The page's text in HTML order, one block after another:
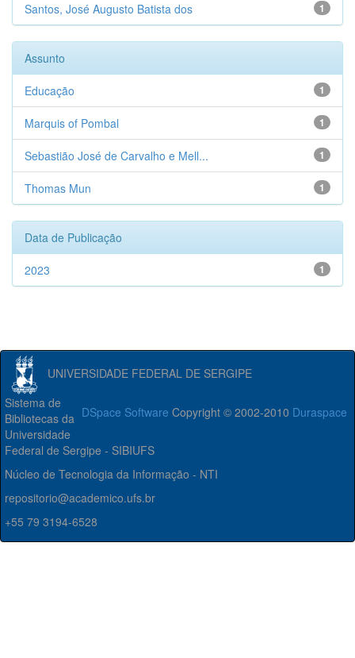
1
Santos, José Augusto Batista dos
Assunto
1
Educação
1
Marquis of Pombal
1
Sebastião José de Carvalho e Mell...
1
Thomas Mun
Data de Publicação
1
2023
UNIVERSIDADE FEDERAL DE SERGIPE
DSpace Software Copyright © 2002-2010 Duraspace
Sistema de
Bibliotecas da
Universidade
Federal de Sergipe - SIBIUFS
Núcleo de Tecnologia da Informação - NTI
repositorio@academico.ufs.br
+55 79 3194-6528